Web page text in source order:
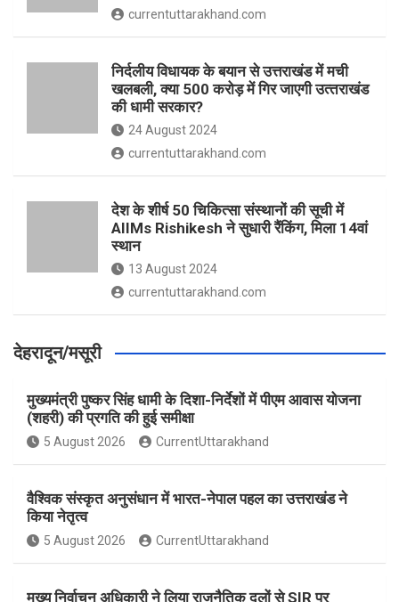
currentuttarakhand.com
निर्दलीय विधायक के बयान से उत्तराखंड में मची
खलबली, क्‍या 500 करोड़ में गिर जाएगी उत्‍तराखंड
की धामी सरकार?
24 August 2024
currentuttarakhand.com
देश के शीर्ष 50 चिकित्सा संस्थानों की सूची में
AIIMs Rishikesh ने सुधारी रैंकिंग, मिला 14वां
स्थान
13 August 2024
currentuttarakhand.com
देहरादून/मसूरी
मुख्यमंत्री पुष्कर सिंह धामी के दिशा-निर्देशों में पीएम आवास योजना
(शहरी) की प्रगति की हुई समीक्षा
5 August 2026 CurrentUttarakhand
वैश्विक संस्कृत अनुसंधान में भारत-नेपाल पहल का उत्तराखंड ने
किया नेतृत्व
5 August 2026 CurrentUttarakhand
मुख्य निर्वाचन अधिकारी ने लिया राजनैतिक दलों से SIR पर